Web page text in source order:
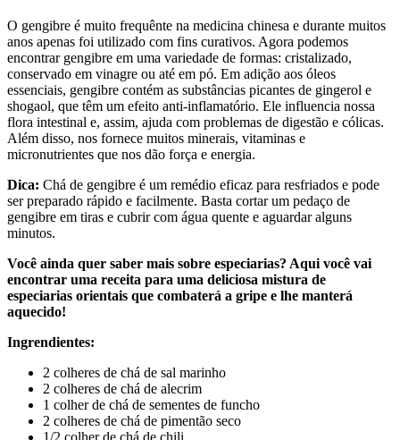
O gengibre é muito frequênte na medicina chinesa e durante muitos
anos apenas foi utilizado com fins curativos. Agora podemos
encontrar gengibre em uma variedade de formas: cristalizado,
conservado em vinagre ou até em pó. Em adição aos óleos
essenciais, gengibre contém as substâncias picantes de gingerol e
shogaol, que têm um efeito anti-inflamatório. Ele influencia nossa
flora intestinal e, assim, ajuda com problemas de digestão e cólicas.
Além disso, nos fornece muitos minerais, vitaminas e
micronutrientes que nos dão força e energia.
Dica: Chá de gengibre é um remédio eficaz para resfriados e pode
ser preparado rápido e facilmente. Basta cortar um pedaço de
gengibre em tiras e cubrir com água quente e aguardar alguns
minutos.
Você ainda quer saber mais sobre especiarias? Aqui você vai
encontrar uma receita para uma deliciosa mistura de
especiarias orientais que combaterá a gripe e lhe manterá
aquecido!
Ingrendientes:
2 colheres de chá de sal marinho
2 colheres de chá de alecrim
1 colher de chá de sementes de funcho
2 colheres de chá de pimentão seco
1/2 colher de chá de chili